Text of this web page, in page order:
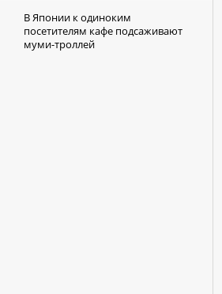
В Японии к одиноким
посетителям кафе подсаживают
муми-троллей